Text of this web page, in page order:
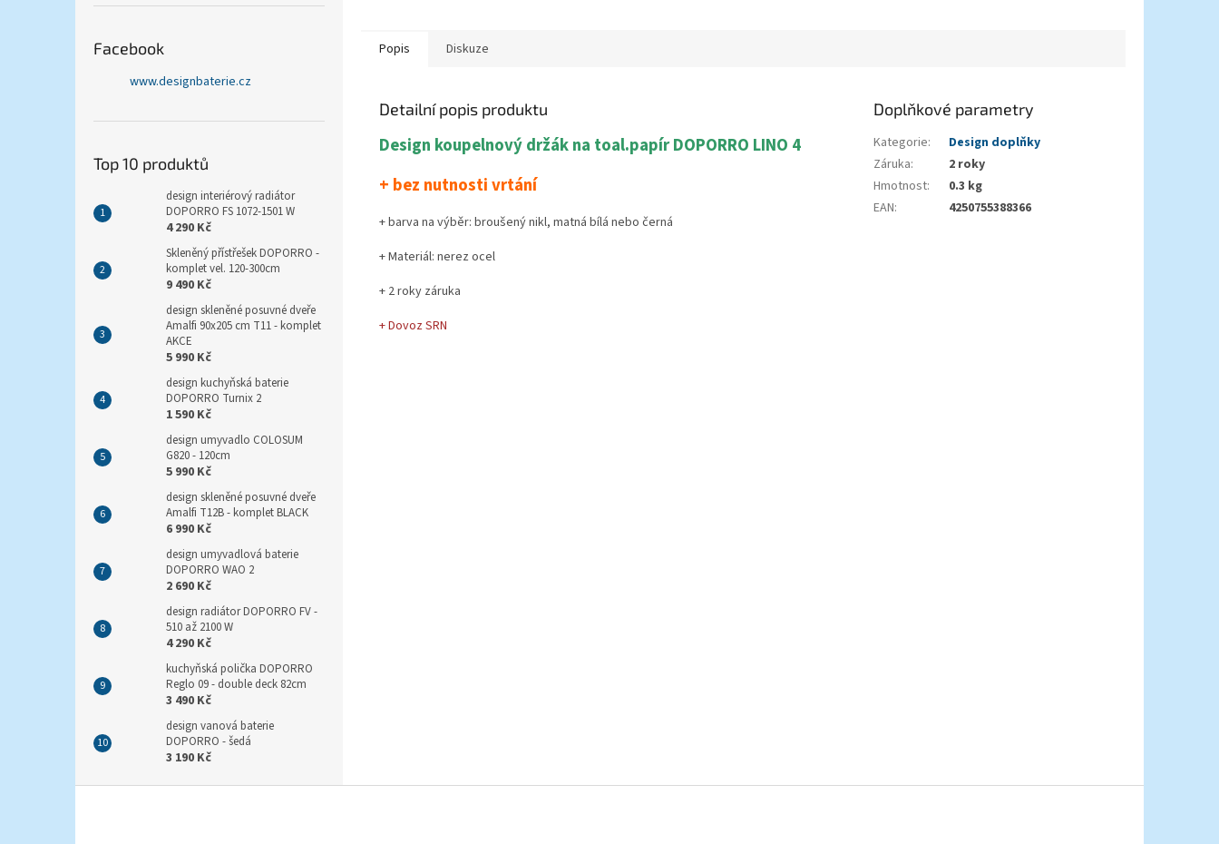
Facebook
www.designbaterie.cz
Top 10 produktů
design interiérový radiátor
DOPORRO FS 1072-1501 W
4 290 Kč
Skleněný přístřešek DOPORRO -
komplet vel. 120-300cm
9 490 Kč
design skleněné posuvné dveře
Amalfi 90x205 cm T11 - komplet
AKCE
5 990 Kč
design kuchyňská baterie
DOPORRO Turnix 2
1 590 Kč
design umyvadlo COLOSUM
G820 - 120cm
5 990 Kč
design skleněné posuvné dveře
Amalfi T12B - komplet BLACK
6 990 Kč
design umyvadlová baterie
DOPORRO WAO 2
2 690 Kč
design radiátor DOPORRO FV -
510 až 2100 W
4 290 Kč
kuchyňská polička DOPORRO
Reglo 09 - double deck 82cm
3 490 Kč
design vanová baterie
DOPORRO - šedá
3 190 Kč
Popis Diskuze
Detailní popis produktu
Design koupelnový držák na toal.papír DOPORRO LINO 4
+ bez nutnosti vrtání
+ barva na výběr: broušený nikl, matná bílá nebo černá
+ Materiál: nerez ocel
+ 2 roky záruka
+ Dovoz SRN
Doplňkové parametry
Kategorie:
Design doplňky
Záruka:
2 roky
Hmotnost:
0.3 kg
EAN: 4250755388366